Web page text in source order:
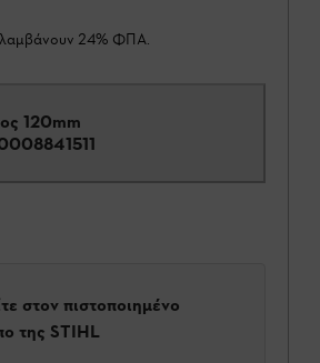
24% ΦΠΑ.
120mm
στον πιστοποιημένο
της STIHL